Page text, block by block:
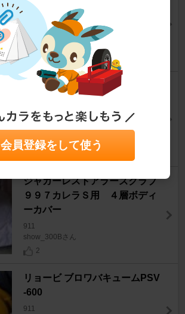
換
myzkdive1さん
72
セルフ オイル交換
中日なごやんさん
ジャガーレストアラーズクラブ
９９７カレラＳ用 ４層ボディ
ーカバー
911
show_300Bさん
2
リョービ ブロワバキュームPSV
-600
911
会員登録をして使う